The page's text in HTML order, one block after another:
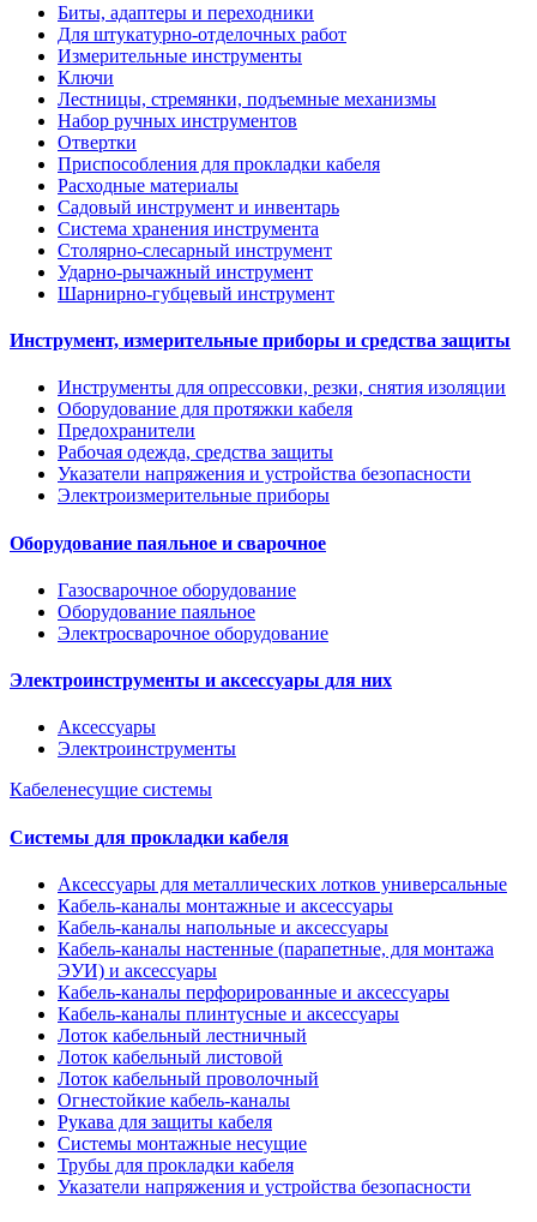
Биты, адаптеры и переходники
Для штукатурно-отделочных работ
Измерительные инструменты
Ключи
Лестницы, стремянки, подъемные механизмы
Набор ручных инструментов
Отвертки
Приспособления для прокладки кабеля
Расходные материалы
Садовый инструмент и инвентарь
Система хранения инструмента
Столярно-слесарный инструмент
Ударно-рычажный инструмент
Шарнирно-губцевый инструмент
Инструмент, измерительные приборы и средства защиты
Инструменты для опрессовки, резки, снятия изоляции
Оборудование для протяжки кабеля
Предохранители
Рабочая одежда, средства защиты
Указатели напряжения и устройства безопасности
Электроизмерительные приборы
Оборудование паяльное и сварочное
Газосварочное оборудование
Оборудование паяльное
Электросварочное оборудование
Электроинструменты и аксессуары для них
Аксессуары
Электроинструменты
Кабеленесущие системы
Системы для прокладки кабеля
Аксессуары для металлических лотков универсальные
Кабель-каналы монтажные и аксессуары
Кабель-каналы напольные и аксессуары
Кабель-каналы настенные (парапетные, для монтажа
ЭУИ) и аксессуары
Кабель-каналы перфорированные и аксессуары
Кабель-каналы плинтусные и аксессуары
Лоток кабельный лестничный
Лоток кабельный листовой
Лоток кабельный проволочный
Огнестойкие кабель-каналы
Рукава для защиты кабеля
Системы монтажные несущие
Трубы для прокладки кабеля
Указатели напряжения и устройства безопасности